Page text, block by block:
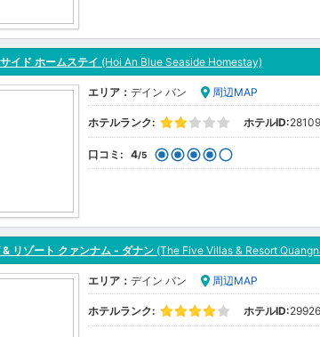
イド ホームステイ (Hoi An Blue Seaside Homestay)
エリア： デイン バン 周辺MAP
ホテルランク: ホテルID:
口コミ: 4/5
リゾート クァンナム - ダナン (The Five Villas & Resort
エリア： デイン バン 周辺MAP
ホテルランク: ホテルID: